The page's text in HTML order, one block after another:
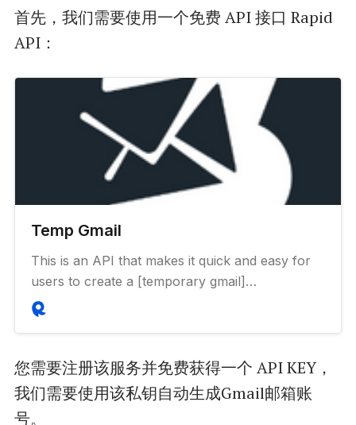
首先，我们需要使用一个免费 API 接口 Rapid
API：
Temp Gmail
This is an API that makes it quick and easy for
users to create a [temporary gmail]
(https://smailpro.com) address. Temporary
emphasize that ”[temp gmail]
(https://smailpro.com) ” is completely different
from ”[temp email](https://smailpro.com) ”. The
您需要注册该服务并免费获得一个 API KEY，
我们需要使用该私钥自动生成Gmail邮箱账
号。